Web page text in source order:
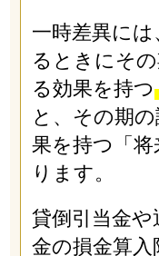
一時差異に
るときにそ
る効果を持つ
と、その期
果を持つ「将
ります。
貸倒引当金や
金の損金算入